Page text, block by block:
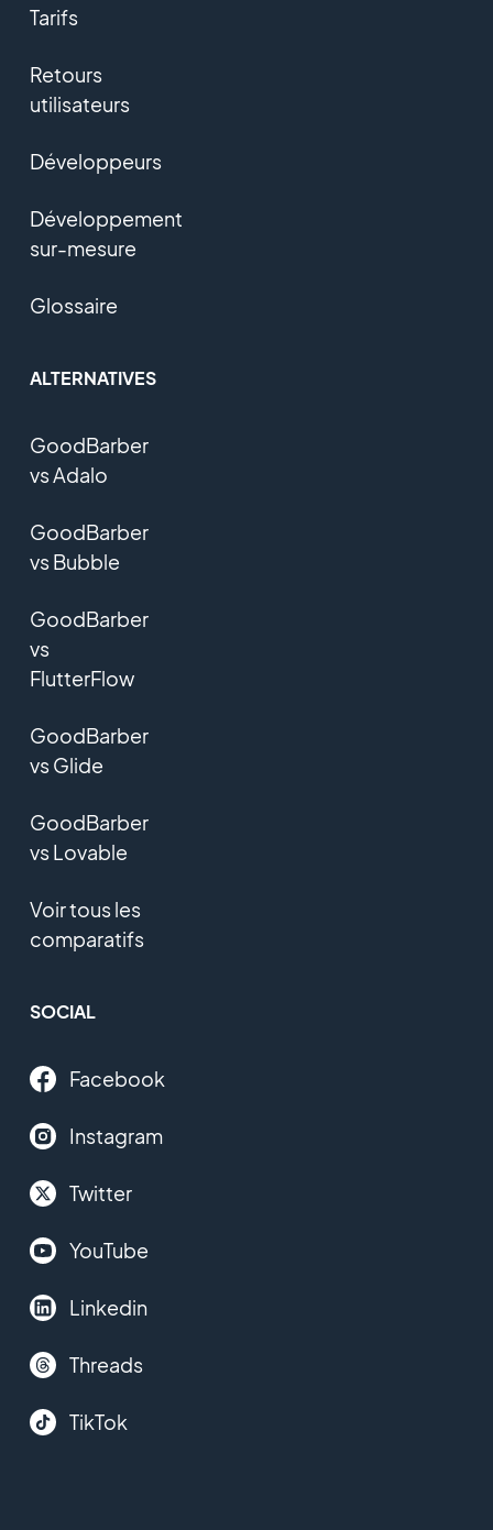
Tarifs
Retours
utilisateurs
Développeurs
Développement
sur-mesure
Glossaire
ALTERNATIVES
GoodBarber
vs Adalo
GoodBarber
vs Bubble
GoodBarber
vs
FlutterFlow
GoodBarber
vs Glide
GoodBarber
vs Lovable
Voir tous les
comparatifs
SOCIAL
Facebook
Instagram
Twitter
YouTube
Linkedin
Threads
TikTok